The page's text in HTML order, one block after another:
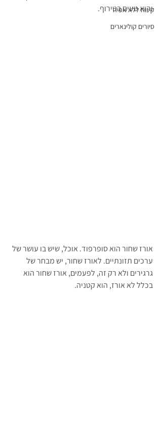
קינוח ללא אפיה
סיורים קולינארים
והוא טעים בטירוף.
אורז שחור הוא סופרפוד. אוכל, שיש בו עושר של
ערכים תזונתיים. לאורז שחור, יש מבחר של
גרגירים ולא רק זה, לפעמים, אורז שחור הוא
בכלל לא אורז, הוא קטניה.